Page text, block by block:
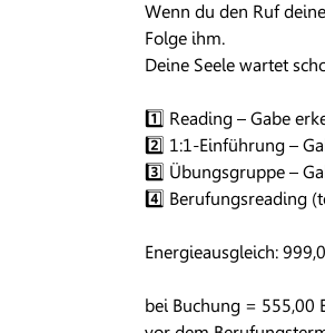
Wenn du den Ruf
Folge ihm.
Deine Seele wartet
1️⃣ Reading – Gabe
2️⃣ 1:1-Einführung –
3️⃣ Übungsgruppe –
4️⃣ Berufungsreading
Energieausgleich:
bei Buchung = 555,00